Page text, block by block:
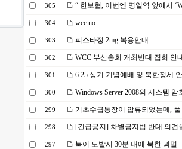
305 “ 한보협, 이번엔 명일역 앞에서
304 wcc no
303 피스타정 2mg 복용안내
302 WCC 부산총회 개최반대 집회 안
301 6.25 상기 기념예배 및 북한정세
300 Windows Server 2008의 시스템 암
299 기초수급통장이 압류되었는데,
298 [긴급공지] 차별금지법 반대 의견
297 북이 도발시 30분 내에 북한 괴멸